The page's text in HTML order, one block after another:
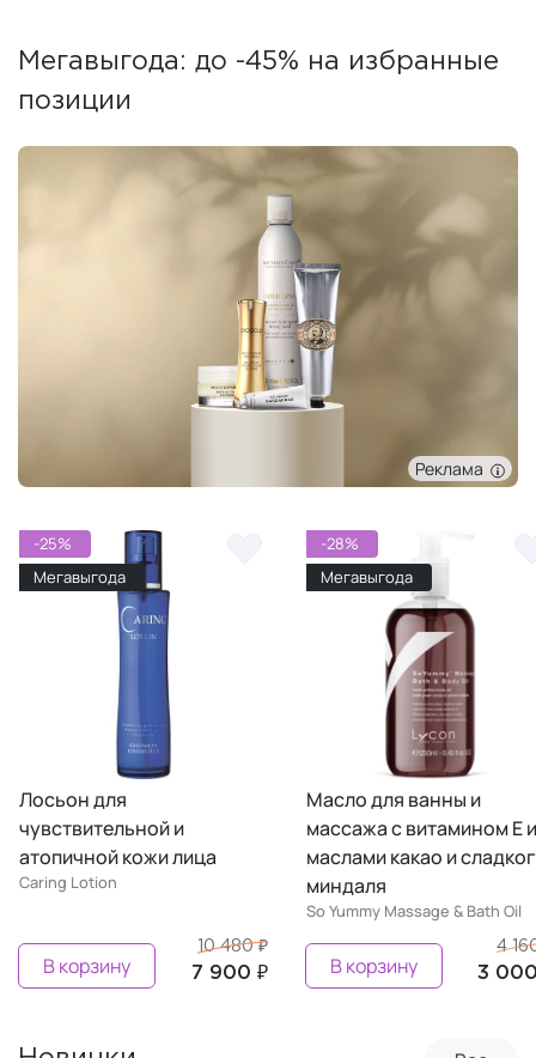
Мегавыгода: до -45% на избранные
позиции
Реклама
-25%
Мегавыгода
Лосьон для
чувствительной и
атопичной кожи лица
Caring Lotion
10 480 ₽
7 900 ₽
В корзину
-28%
Мегавыгода
Масло для ванны и
массажа с витамином Е и
маслами какао и
миндаля
So Yummy Massage & Bath Oil
4
3
В корзину